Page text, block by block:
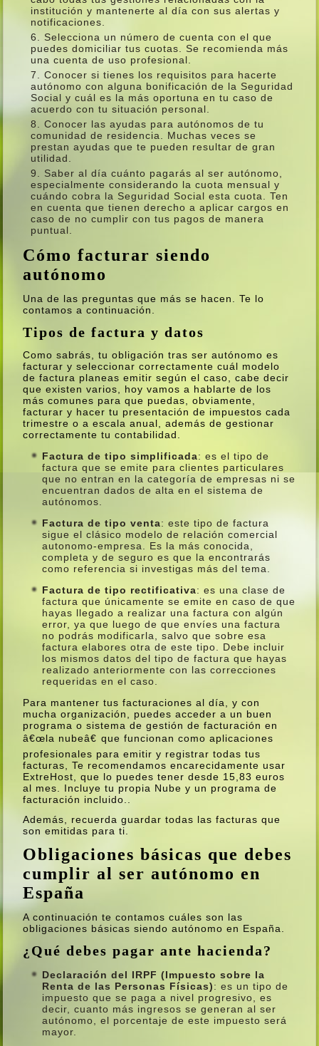
institución y mantenerte al dí­a con sus alertas y
notificaciones.
Selecciona un número de cuenta con el que
puedes domiciliar tus cuotas. Se recomienda más
una cuenta de uso profesional.
Conocer si tienes los requisitos para hacerte
autónomo con alguna bonificación de la Seguridad
Social y cuál es la más oportuna en tu caso de
acuerdo con tu situación personal.
Conocer las ayudas para autónomos de tu
comunidad de residencia. Muchas veces se
prestan ayudas que te pueden resultar de gran
utilidad.
Saber al dí­a cuánto pagarás al ser autónomo,
especialmente considerando la cuota mensual y
cuándo cobra la Seguridad Social esta cuota. Ten
en cuenta que tienen derecho a aplicar cargos en
caso de no cumplir con tus pagos de manera
puntual.
Cómo facturar siendo
autónomo
Una de las preguntas que más se hacen. Te lo
contamos a continuación.
Tipos de factura y datos
Como sabrás, tu obligación tras ser autónomo es
facturar y seleccionar correctamente cuál modelo
de factura planeas emitir según el caso, cabe decir
que existen varios, hoy vamos a hablarte de los
más comunes para que puedas, obviamente,
facturar y hacer tu presentación de impuestos cada
trimestre o a escala anual, además de gestionar
correctamente tu contabilidad.
Factura de tipo simplificada: es el tipo de
factura que se emite para clientes particulares
que no entran en la categorí­a de empresas ni se
encuentran dados de alta en el sistema de
autónomos.
Factura de tipo venta: este tipo de factura
sigue el clásico modelo de relación comercial
autonomo-empresa. Es la más conocida,
completa y de seguro es que la encontrarás
como referencia si investigas más del tema.
Factura de tipo rectificativa: es una clase de
factura que únicamente se emite en caso de que
hayas llegado a realizar una factura con algún
error, ya que luego de que enví­es una factura
no podrás modificarla, salvo que sobre esa
factura elabores otra de este tipo. Debe incluir
los mismos datos del tipo de factura que hayas
realizado anteriormente con las correcciones
requeridas en el caso.
Para mantener tus facturaciones al dí­a, y con
mucha organización, puedes acceder a un buen
programa o sistema de gestión de facturación en
â€œla nubeâ€ que funcionan como aplicaciones
profesionales para emitir y registrar todas tus
facturas, Te recomendamos encarecidamente usar
ExtreHost, que lo puedes tener desde 15,83 euros
al mes. Incluye tu propia Nube y un programa de
facturación incluido..
Además, recuerda guardar todas las facturas que
son emitidas para ti.
Obligaciones básicas que debes
cumplir al ser autónomo en
España
A continuación te contamos cuáles son las
obligaciones básicas siendo autónomo en España.
¿Qué debes pagar ante hacienda?
Declaración del IRPF (Impuesto sobre la
Renta de las Personas Fí­sicas): es un tipo de
impuesto que se paga a nivel progresivo, es
decir, cuanto más ingresos se generan al ser
autónomo, el porcentaje de este impuesto será
mayor.